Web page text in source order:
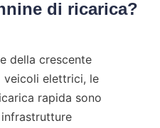
di ricarica?
della crescente
veicoli elettrici, le
rapida sono